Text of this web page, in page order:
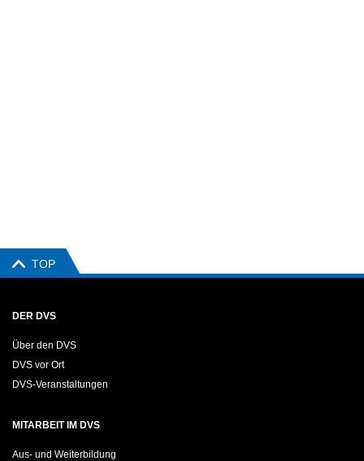
TOP
DER DVS
Über den DVS
DVS vor Ort
DVS-Veranstaltungen
MITARBEIT IM DVS
Aus- und Weiterbildung